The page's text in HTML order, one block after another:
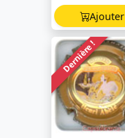
Ajouter
Dernière !